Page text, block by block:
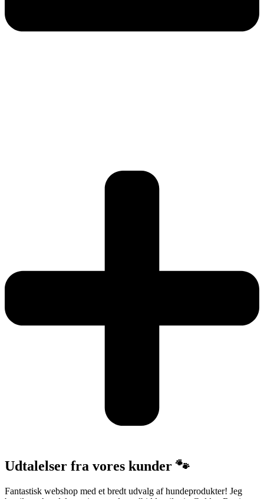
Udtalelser fra vores kunder 🐾
Fantastisk webshop med et bredt udvalg af hundeprodukter! Jeg